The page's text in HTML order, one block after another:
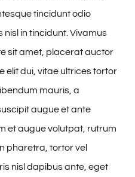
tincidunt odio
nisl in tincidunt. Vivamus
sit amet, placerat auctor
elit dui, vitae ultrices tortor
mauris, a
augue et ante
et augue volutpat, rutrum
pharetra, tortor vel
nisl dapibus ante, eget